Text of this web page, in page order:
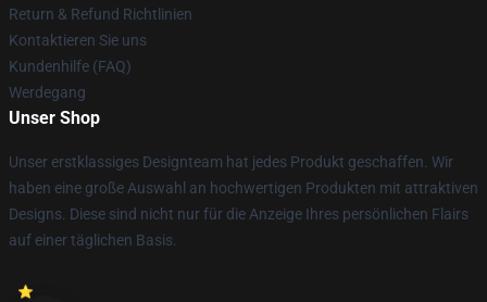
Return & Refund Richtlinien
Kontaktieren Sie uns
Kundenhilfe (FAQ)
Werdegang
Unser Shop
Unser erstklassiges Designteam hat jedes Produkt geschaffen. Wir
haben eine große Auswahl an hochwertigen Produkten mit attraktiven
Designs. Diese sind nicht nur für die Anzeige Ihres persönlichen Flairs
auf einer täglichen Basis.